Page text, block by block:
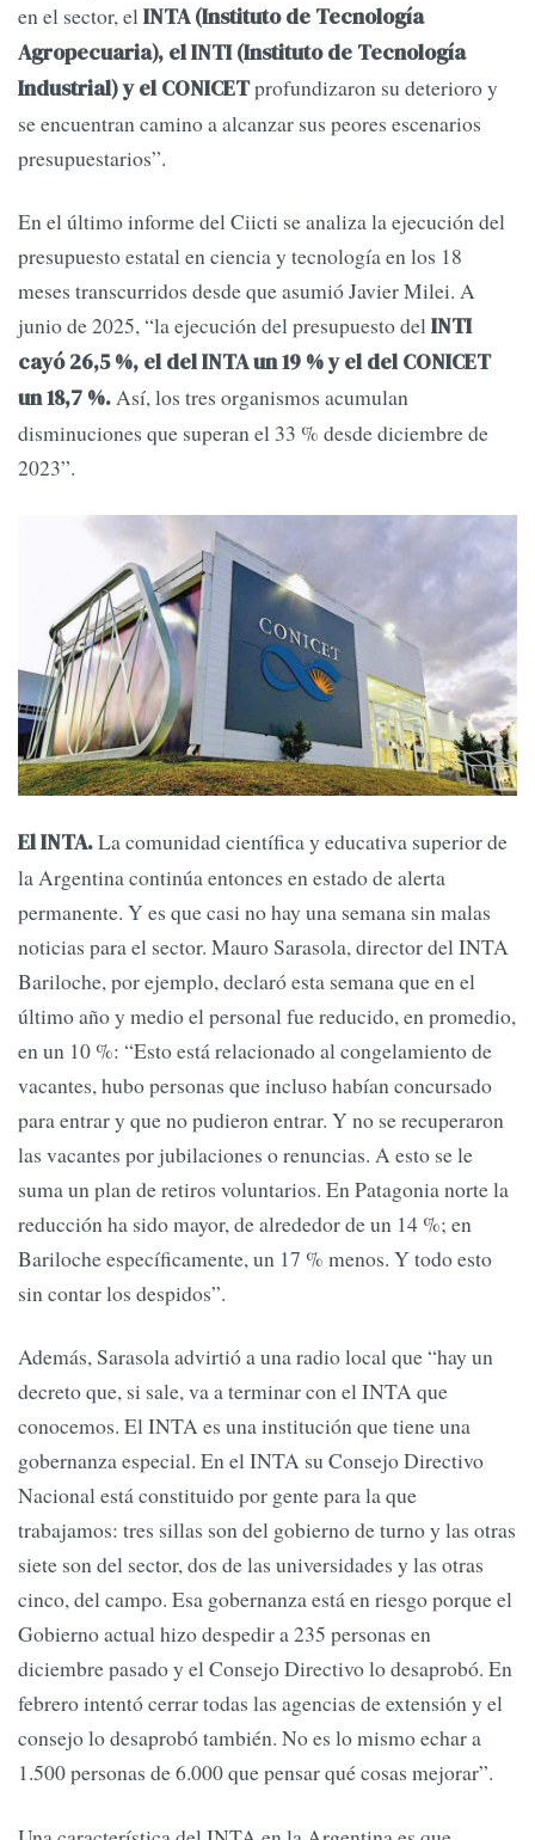
en el sector, elINTA (Instituto de Tecnología
Agropecuaria), el INTI (Instituto de Tecnología
Industrial) y el CONICETprofundizaron su deterioro y
se encuentran camino a alcanzar sus peores escenarios
presupuestarios”.
En el último informe del Ciicti se analiza la ejecución del
presupuesto estatal en ciencia y tecnología en los 18
meses transcurridos desde que asumió Javier Milei. A
junio de 2025, “la ejecución del presupuesto delINTI
cayó 26,5 %, el del INTA un 19 % y el del CONICET
un 18,7 %.Así, los tres organismos acumulan
disminuciones que superan el 33 % desde diciembre de
2023”.
El INTA.La comunidad científica y educativa superior de
la Argentina continúa entonces en estado de alerta
permanente. Y es que casi no hay una semana sin malas
noticias para el sector. Mauro Sarasola, director del INTA
Bariloche, por ejemplo, declaró esta semana que en el
último año y medio el personal fue reducido, en promedio,
en un 10 %: “Esto está relacionado al congelamiento de
vacantes, hubo personas que incluso habían concursado
para entrar y que no pudieron entrar. Y no se recuperaron
las vacantes por jubilaciones o renuncias. A esto se le
suma un plan de retiros voluntarios. En Patagonia norte la
reducción ha sido mayor, de alrededor de un 14 %; en
Bariloche específicamente, un 17 % menos. Y todo esto
sin contar los despidos”.
Además, Sarasola advirtió a una radio local que “hay un
decreto que, si sale, va a terminar con el INTA que
conocemos. El INTA es una institución que tiene una
gobernanza especial. En el INTA su Consejo Directivo
Nacional está constituido por gente para la que
trabajamos: tres sillas son del gobierno de turno y las otras
siete son del sector, dos de las universidades y las otras
cinco, del campo. Esa gobernanza está en riesgo porque el
Gobierno actual hizo despedir a 235 personas en
diciembre pasado y el Consejo Directivo lo desaprobó. En
febrero intentó cerrar todas las agencias de extensión y el
consejo lo desaprobó también. No es lo mismo echar a
1.500 personas de 6.000 que pensar qué cosas mejorar”.